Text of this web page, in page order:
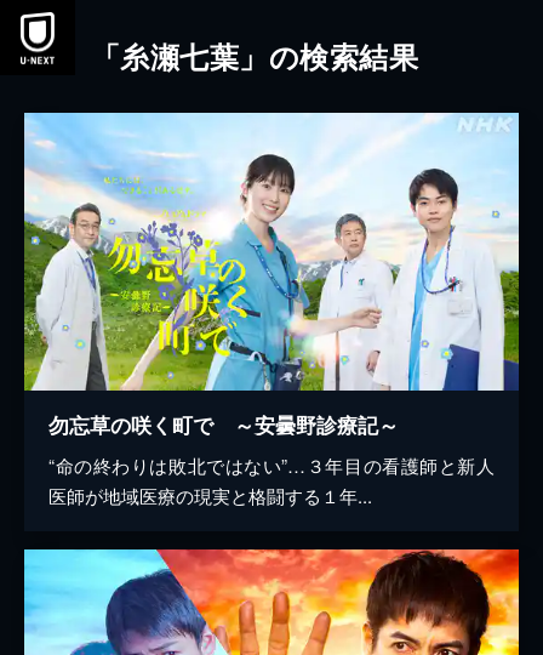
本文へスキップ
「糸瀬七葉」の検索結果
勿忘草の咲く町で ～安曇野診療記～
“命の終わりは敗北ではない”…３年目の看護師と新人
医師が地域医療の現実と格闘する１年...